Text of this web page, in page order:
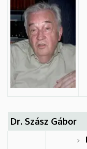
Dr. Szász Gábor